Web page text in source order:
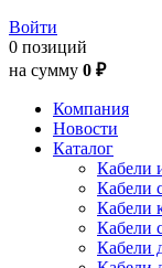
Войти
0 позиций
на сумму 0 ₽
Компания
Новости
Каталог
Кабели
Кабели
Кабели
Кабели
Кабели